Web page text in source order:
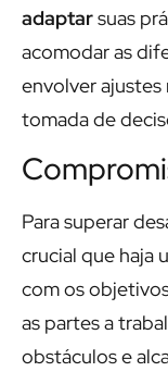
adaptarsuas
acomodar as
envolver ajustes
tomada de
Para superar
crucial que haja
com os
as partes a
obstáculos e